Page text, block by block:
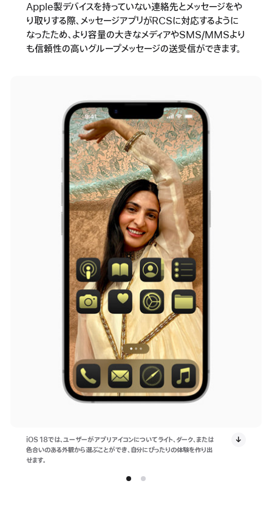
Apple製デバイスを持っていない連絡先とメッセージをや
り取りする際、メッセージアプリがRCSに対応するように
なったため、より容量の大きなメディアやSMS/MMSより
も信頼性の高いグループメッセージの送受信ができます。
iOS 18では、ユーザーがアプリアイコンについてライト、ダーク、または
色合いのある外観から選ぶことができ、自分にぴったりの体験を作り出
せます。